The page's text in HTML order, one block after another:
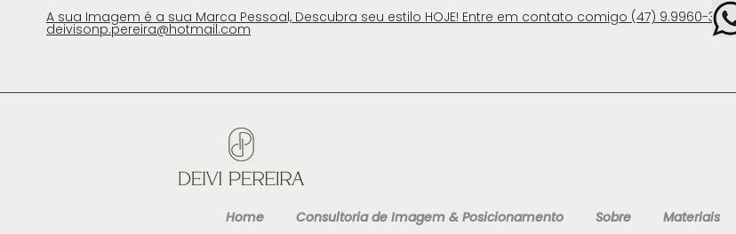
A sua Imagem é a sua Marca Pessoal, Descubra seu estilo HOJE! Entre em contato comigo (47)
deivisonp.pereira@hotmail.com
Home Consultoria de Imagem & Posicionamento Sobre Materiais